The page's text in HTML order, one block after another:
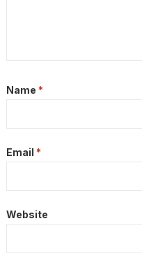
Name *
Email *
Website